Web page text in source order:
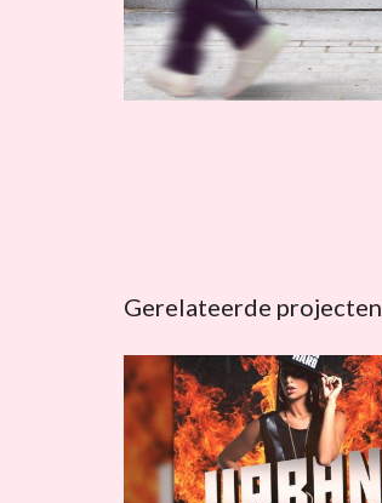
Gerelateerde projecten